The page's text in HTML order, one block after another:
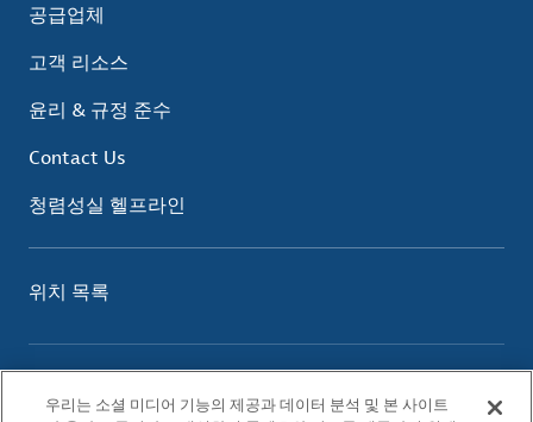
공급업체
고객 리소스
윤리 & 규정 준수
Contact Us
청렴성실 헬프라인
위치 목록
개인정보 보호 정책
우리는 소셜 미디어 기능의 제공과 데이터 분석 및 본 사이트